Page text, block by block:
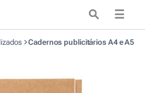
☰
Cadernos publicitários A4 e A5